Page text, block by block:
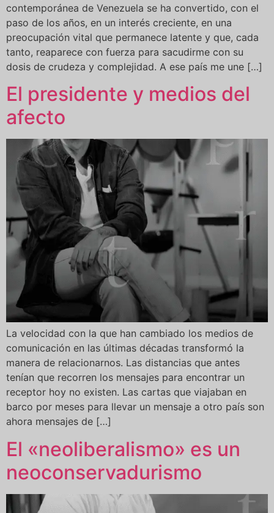
contemporánea de Venezuela se ha convertido, con el
paso de los años, en un interés creciente, en una
preocupación vital que permanece latente y que, cada
tanto, reaparece con fuerza para sacudirme con su
dosis de crudeza y complejidad. A ese país me une […]
El presidente y medios del
afecto
La velocidad con la que han cambiado los medios de
comunicación en las últimas décadas transformó la
manera de relacionarnos. Las distancias que antes
tenían que recorren los mensajes para encontrar un
receptor hoy no existen. Las cartas que viajaban en
barco por meses para llevar un mensaje a otro país son
ahora mensajes de […]
El «neoliberalismo» es un
neoconservadurismo